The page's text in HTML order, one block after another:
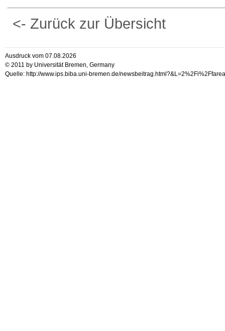
<- Zurück zur Übersicht
Ausdruck vom 07.08.2026
© 2011 by Universität Bremen, Germany
Quelle: http://www.ips.biba.uni-bremen.de/